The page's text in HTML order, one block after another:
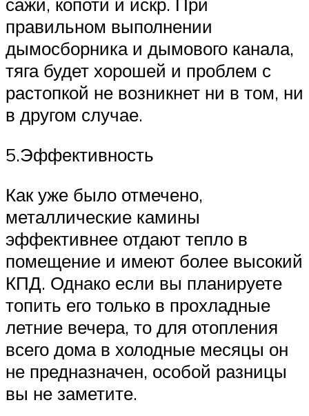
правильном выполнении
дымосборника и дымового канала,
тяга будет хорошей и проблем с
растопкой не возникнет ни в том, ни
в другом случае.
5.Эффективность
Как уже было отмечено,
металлические камины
эффективнее отдают тепло в
помещение и имеют более высокий
КПД. Однако если вы планируете
топить его только в прохладные
летние вечера, то для отопления
всего дома в холодные месяцы он
не предназначен, особой разницы
вы не заметите.